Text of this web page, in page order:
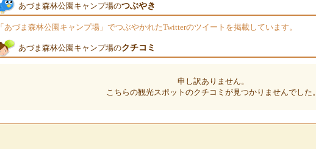
あづま森林公園キャンプ場のつぶやき
「あづま森林公園キャンプ場」でつぶやかれたTwitterのツイートを掲載しています。
あづま森林公園キャンプ場のクチコミ
申し訳ありません。
こちらの観光スポットのクチコミが見つかりませんでした。